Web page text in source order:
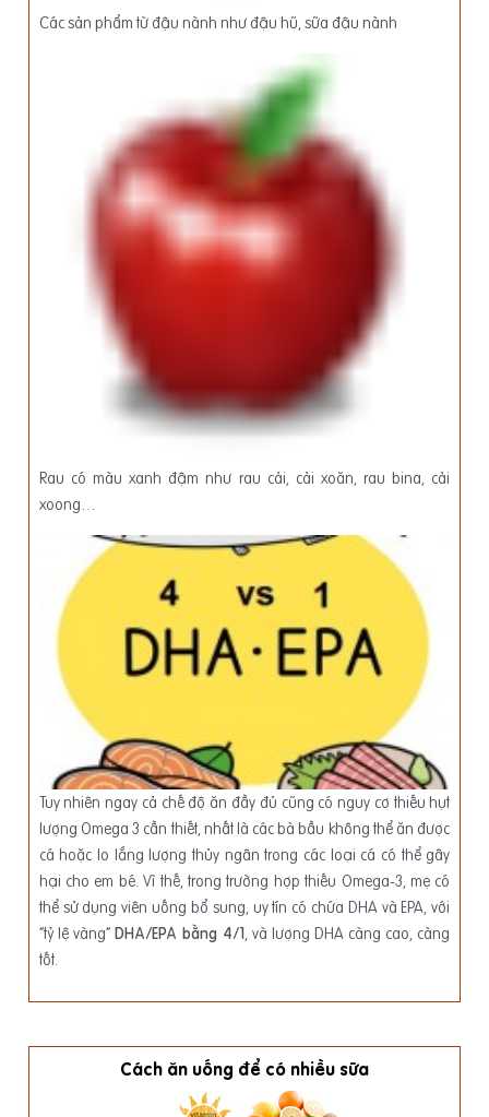
Các sản phẩm từ đậu nành như đậu hũ, sữa đậu nành
Rau có màu xanh đậm như rau cải, cải xoăn, rau bina, cải
xoong…
Tuy nhiên ngay cả chế độ ăn đầy đủ cũng có nguy cơ thiếu hụt
lượng Omega 3 cần thiết, nhất là các bà bầu không thể ăn được
cá hoặc lo lắng lượng thủy ngân trong các loại cá có thể gây
hại cho em bé. Vì thế, trong trường hợp thiếu Omega-3, mẹ có
thể sử dụng viên uống bổ sung, uy tín có chứa DHA và EPA, với
“tỷ lệ vàng” DHA/EPA bằng 4/1, và lượng DHA càng cao, càng
tốt.
Cách ăn uống để có nhiều sữa